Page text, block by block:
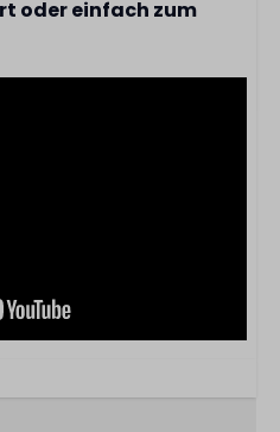
oder einfach zum